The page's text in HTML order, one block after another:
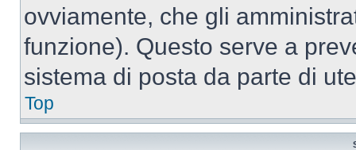
ovviamente, che gli
funzione). Questo serve a
sistema di posta da parte di
Top